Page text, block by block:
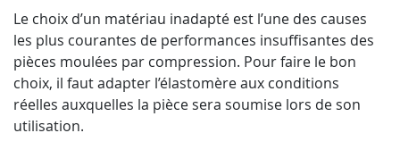
Le choix d’un matériau inadapté est l’une des causes
les plus courantes de performances insuffisantes des
pièces moulées par compression. Pour faire le bon
choix, il faut adapter l’élastomère aux conditions
réelles auxquelles la pièce sera soumise lors de son
utilisation.